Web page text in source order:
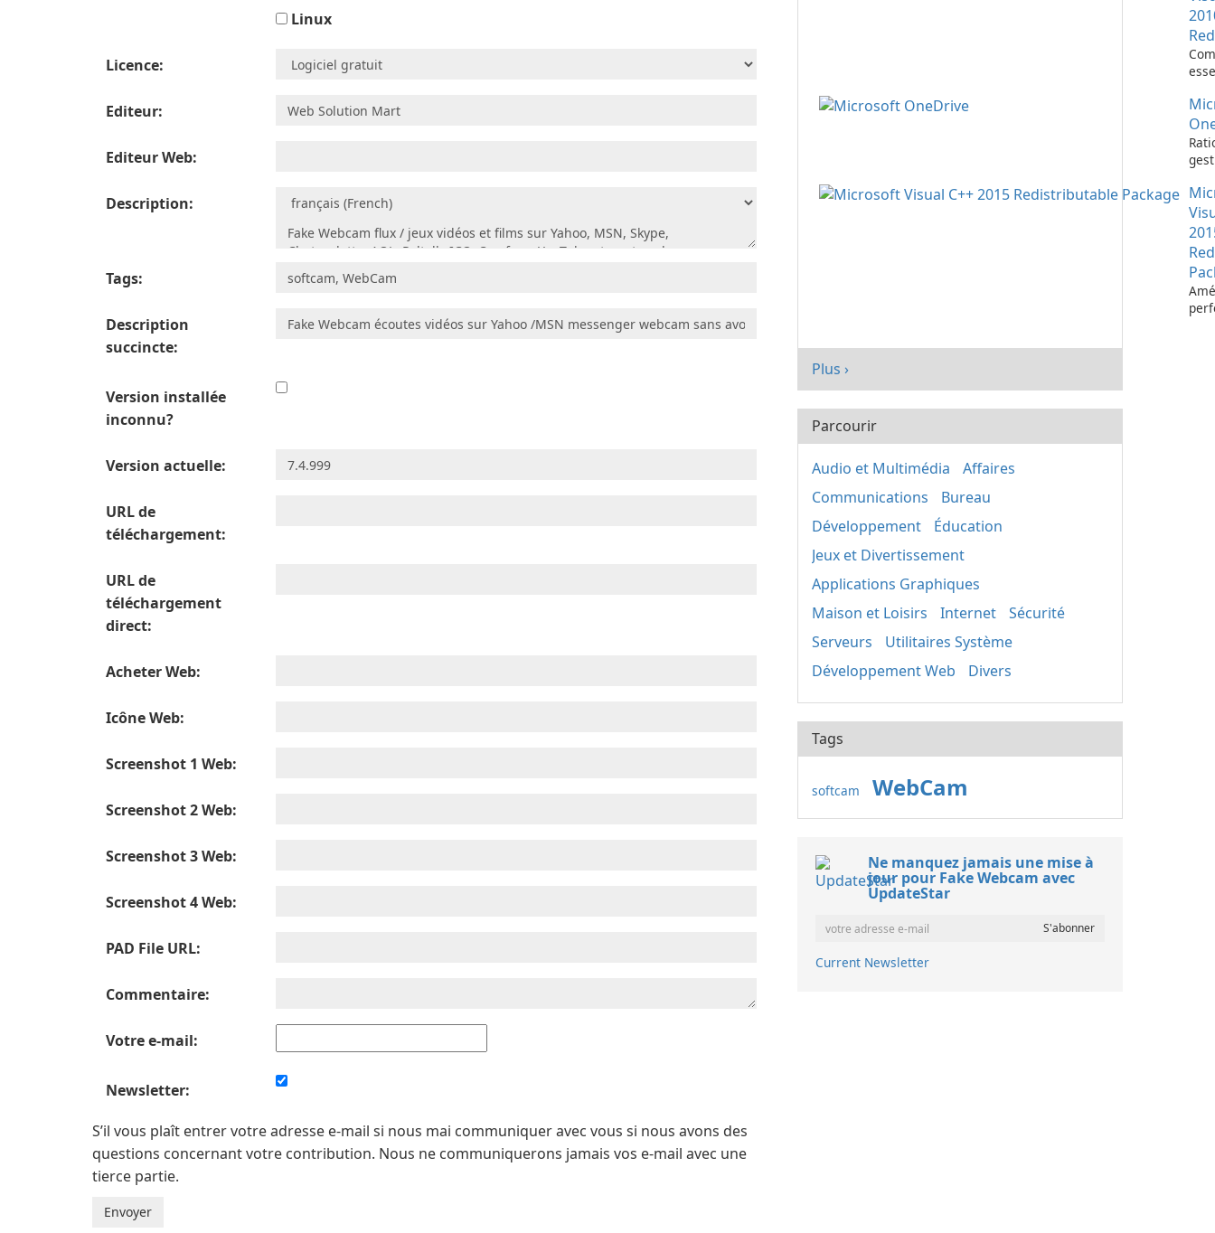
Linux
Licence:
Editeur:
Editeur Web:
Description:
Tags:
Description
succincte:
Version installée
inconnu?
Version actuelle:
URL de
téléchargement:
URL de
téléchargement
direct:
Acheter Web:
Icône Web:
Screenshot 1 Web:
Screenshot 2 Web:
Screenshot 3 Web:
Screenshot 4 Web:
PAD File URL:
Commentaire:
Votre e-mail:
Newsletter:
S’il vous plaît entrer votre adresse e-mail si nous mai communiquer avec vous si nous avons des
questions concernant votre contribution. Nous ne communiquerons jamais vos e-mail avec une
tierce partie.
Plus ›
Parcourir
Audio et Multimédia
Affaires
Communications
Bureau
Développement
Éducation
Jeux et Divertissement
Applications Graphiques
Maison et Loisirs
Internet
Sécurité
Serveurs
Utilitaires Système
Développement Web
Divers
Tags
softcam WebCam
Ne manquez jamais une mise à
jour pour Fake Webcam avec
UpdateStar
Current Newsletter